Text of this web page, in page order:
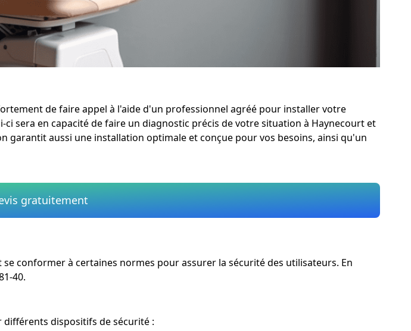
de faire appel à l'aide d'un professionnel agréé pour installer votre
sera en capacité de faire un diagnostic précis de votre situation à Haynecourt et
garantit aussi une installation optimale et conçue pour vos besoins, ainsi qu'un
gratuitement
conformer à certaines normes pour assurer la sécurité des utilisateurs. En
40.
dispositifs de sécurité :